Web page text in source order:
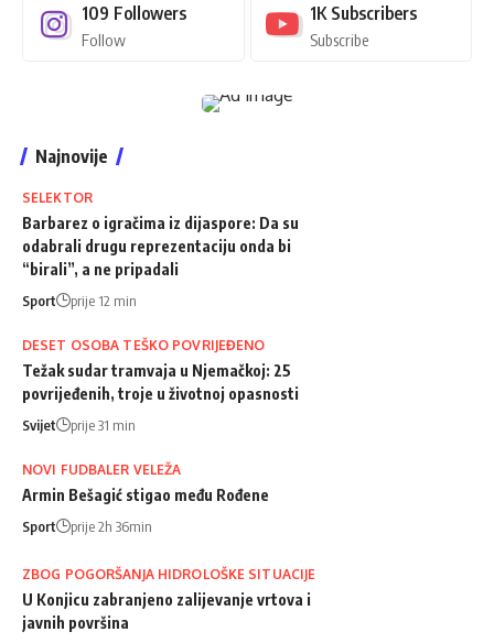
109 Followers
Follow
1K Subscribers
Subscribe
Najnovije
SELEKTOR
Barbarez o igračima iz dijaspore: Da su
odabrali drugu reprezentaciju onda bi
“birali”, a ne pripadali
Sport prije 12 min
DESET OSOBA TEŠKO POVRIJEĐENO
Težak sudar tramvaja u Njemačkoj: 25
povrijeđenih, troje u životnoj opasnosti
Svijet prije 31 min
NOVI FUDBALER VELEŽA
Armin Bešagić stigao među Rođene
Sport prije 2h 36min
ZBOG POGORŠANJA HIDROLOŠKE SITUACIJE
U Konjicu zabranjeno zalijevanje vrtova i
javnih površina